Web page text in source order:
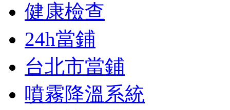
健康檢查
24h當鋪
台北市當鋪
噴霧降溫系統